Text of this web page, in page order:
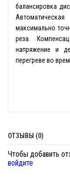
балансировка
максимально
реза.
напряжение и
перегреве во
ОТЗЫВЫ (0)
Чтобы добавить
войдите